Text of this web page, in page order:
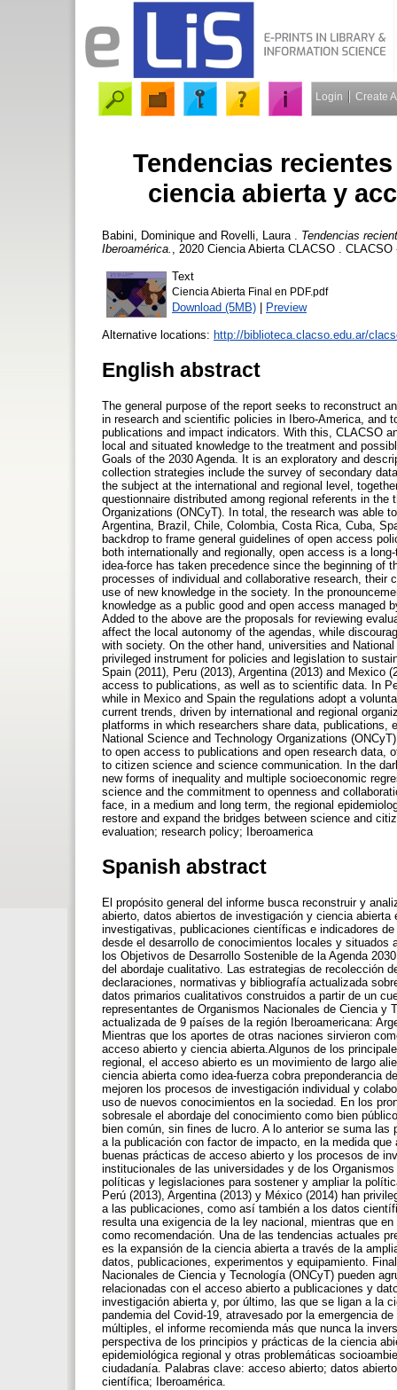
Login Create
Tendencias
ciencia abierta y
Babini, Dominique and Rovelli, Laura
Tendencias
Iberoamérica.
, 2020 Ciencia Abierta CLACSO .
Text
Ciencia Abierta Final en PDF.pdf
Download (5MB) | Preview
Alternative locations: http://biblioteca.clacso.edu.ar/
English abstract
The general purpose of the report seeks to reconstruct
in research and scientific policies in Ibero-America, and
publications and impact indicators. With this, CLACSO
local and situated knowledge to the treatment and
Goals of the 2030 Agenda. It is an exploratory and
collection strategies include the survey of secondary
the subject at the international and regional level,
questionnaire distributed among regional referents in
Organizations (ONCyT). In total, the research was able
Argentina, Brazil, Chile, Colombia, Costa Rica, Cuba,
backdrop to frame general guidelines of open access
both internationally and regionally, open access is a
idea-force has taken precedence since the beginning of
processes of individual and collaborative research, their
use of new knowledge in the society. In the
knowledge as a public good and open access
Added to the above are the proposals for reviewing
affect the local autonomy of the agendas, while
with society. On the other hand, universities and
privileged instrument for policies and legislation to
Spain (2011), Peru (2013), Argentina (2013) and
access to publications, as well as to scientific data. In
while in Mexico and Spain the regulations adopt a
current trends, driven by international and regional
platforms in which researchers share data,
National Science and Technology Organizations
to open access to publications and open research data,
to citizen science and science communication. In the
new forms of inequality and multiple socioeconomic
science and the commitment to openness and
face, in a medium and long term, the regional
restore and expand the bridges between science and
evaluation; research policy; Iberoamerica
Spanish abstract
El propósito general del informe busca reconstruir y
abierto, datos abiertos de investigación y ciencia
investigativas, publicaciones científicas e indicadores
desde el desarrollo de conocimientos locales y
los Objetivos de Desarrollo Sostenible de la Agenda
del abordaje cualitativo. Las estrategias de recolección
declaraciones, normativas y bibliografía actualizada
datos primarios cualitativos construidos a partir de un
representantes de Organismos Nacionales de Ciencia y
actualizada de 9 países de la región Iberoamericana:
Mientras que los aportes de otras naciones sirvieron
acceso abierto y ciencia abierta.Algunos de los
regional, el acceso abierto es un movimiento de largo
ciencia abierta como idea-fuerza cobra preponderancia
mejoren los procesos de investigación individual y
uso de nuevos conocimientos en la sociedad. En los
sobresale el abordaje del conocimiento como bien
bien común, sin fines de lucro. A lo anterior se suma
a la publicación con factor de impacto, en la medida
buenas prácticas de acceso abierto y los procesos de
institucionales de las universidades y de los
políticas y legislaciones para sostener y ampliar la
Perú (2013), Argentina (2013) y México (2014) han
a las publicaciones, como así también a los datos
resulta una exigencia de la ley nacional, mientras que
como recomendación. Una de las tendencias actuales
es la expansión de la ciencia abierta a través de la
datos, publicaciones, experimentos y equipamiento.
Nacionales de Ciencia y Tecnología (ONCyT) pueden
relacionadas con el acceso abierto a publicaciones y
investigación abierta y, por último, las que se ligan a la
pandemia del Covid-19, atravesado por la emergencia
múltiples, el informe recomienda más que nunca la
perspectiva de los principios y prácticas de la ciencia
epidemiológica regional y otras problemáticas
ciudadanía. Palabras clave: acceso abierto; datos
científica; Iberoamérica.